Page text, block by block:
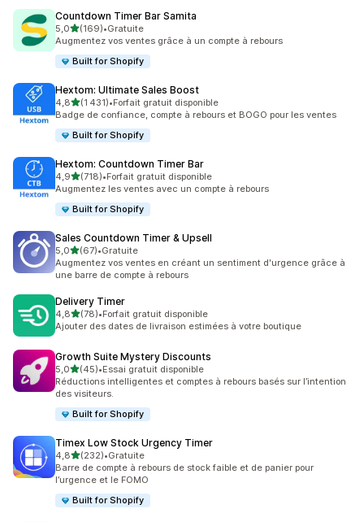
Countdown Timer Bar Samita
5,0étoile(s) sur 5
(169)
169 avis au total
•Gratuite
Augmentez vos ventes grâce à un compte à rebours
Built for Shopify
Hextom: Ultimate Sales Boost
4,8étoile(s) sur 5
(1 431)
1431 avis au total
•Forfait gratuit disponible
Badge de confiance, compte à rebours et BOGO pour les ventes
Built for Shopify
Hextom: Countdown Timer Bar
4,9étoile(s) sur 5
(718)
718 avis au total
•Forfait gratuit disponible
Augmentez les ventes avec un compte à rebours
Built for Shopify
Sales Countdown Timer & Upsell
5,0étoile(s) sur 5
(67)
67 avis au total
•Gratuite
Augmentez vos ventes en créant un sentiment d'urgence grâce à
une barre de compte à rebours
Delivery Timer
4,8étoile(s) sur 5
(78)
78 avis au total
•Forfait gratuit disponible
Ajouter des dates de livraison estimées à votre boutique
Growth Suite Mystery Discounts
5,0étoile(s) sur 5
(45)
45 avis au total
•Essai gratuit disponible
Réductions intelligentes et comptes à rebours basés sur l’intention
des visiteurs.
Built for Shopify
Timex Low Stock Urgency Timer
4,8étoile(s) sur 5
(232)
232 avis au total
•Gratuite
Barre de compte à rebours de stock faible et de panier pour
l’urgence et le FOMO
Built for Shopify